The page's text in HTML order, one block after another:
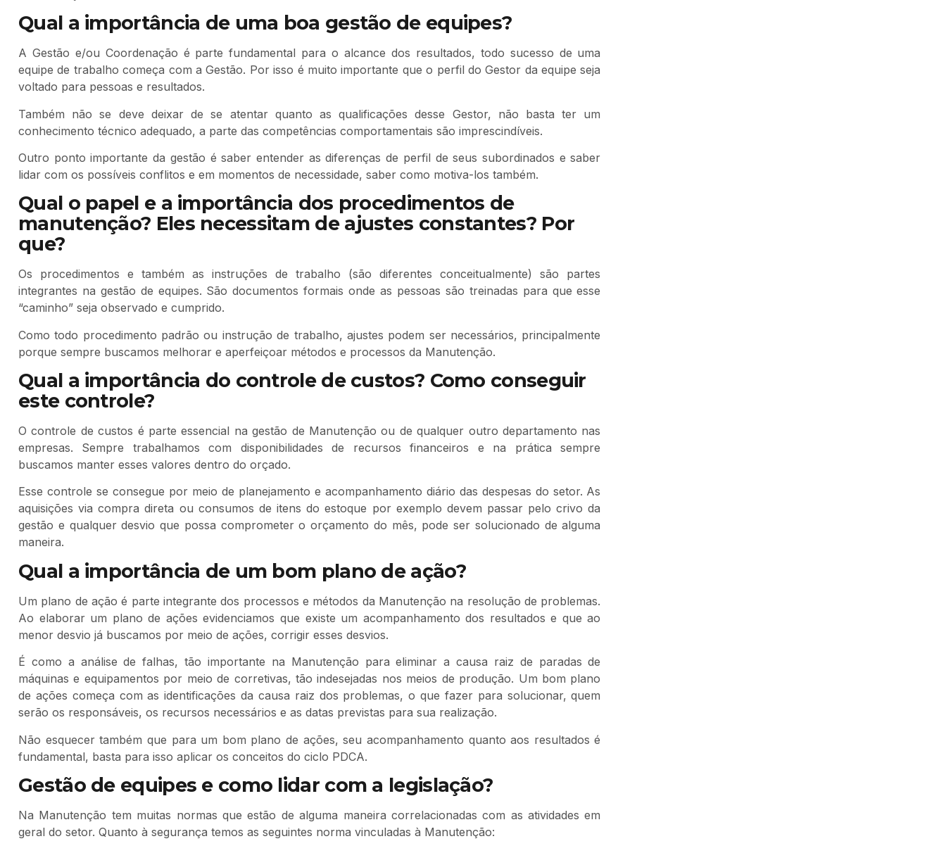
Qual a importância de uma boa gestão de equipes?
A Gestão e/ou Coordenação é parte fundamental para o alcance dos resultados, todo sucesso de uma
equipe de trabalho começa com a Gestão. Por isso é muito importante que o perfil do Gestor da equipe seja
voltado para pessoas e resultados.
Também não se deve deixar de se atentar quanto as qualificações desse Gestor, não basta ter um
conhecimento técnico adequado, a parte das competências comportamentais são imprescindíveis.
Outro ponto importante da gestão é saber entender as diferenças de perfil de seus subordinados e saber
lidar com os possíveis conflitos e em momentos de necessidade, saber como motiva-los também.
Qual o papel e a importância dos procedimentos de
manutenção? Eles necessitam de ajustes constantes? Por
que?
Os procedimentos e também as instruções de trabalho (são diferentes conceitualmente) são partes
integrantes na gestão de equipes. São documentos formais onde as pessoas são treinadas para que esse
“caminho” seja observado e cumprido.
Como todo procedimento padrão ou instrução de trabalho, ajustes podem ser necessários, principalmente
porque sempre buscamos melhorar e aperfeiçoar métodos e processos da Manutenção.
Qual a importância do controle de custos? Como conseguir
este controle?
O controle de custos é parte essencial na gestão de Manutenção ou de qualquer outro departamento nas
empresas. Sempre trabalhamos com disponibilidades de recursos financeiros e na prática sempre
buscamos manter esses valores dentro do orçado.
Esse controle se consegue por meio de planejamento e acompanhamento diário das despesas do setor. As
aquisições via compra direta ou consumos de itens do estoque por exemplo devem passar pelo crivo da
gestão e qualquer desvio que possa comprometer o orçamento do mês, pode ser solucionado de alguma
maneira.
Qual a importância de um bom plano de ação?
Um plano de ação é parte integrante dos processos e métodos da Manutenção na resolução de problemas.
Ao elaborar um plano de ações evidenciamos que existe um acompanhamento dos resultados e que ao
menor desvio já buscamos por meio de ações, corrigir esses desvios.
É como a análise de falhas, tão importante na Manutenção para eliminar a causa raiz de paradas de
máquinas e equipamentos por meio de corretivas, tão indesejadas nos meios de produção. Um bom plano
de ações começa com as identificações da causa raiz dos problemas, o que fazer para solucionar, quem
serão os responsáveis, os recursos necessários e as datas previstas para sua realização.
Não esquecer também que para um bom plano de ações, seu acompanhamento quanto aos resultados é
fundamental, basta para isso aplicar os conceitos do ciclo PDCA.
Gestão de equipes e como lidar com a legislação?
Na Manutenção tem muitas normas que estão de alguma maneira correlacionadas com as atividades em
geral do setor. Quanto à segurança temos as seguintes norma vinculadas à Manutenção: